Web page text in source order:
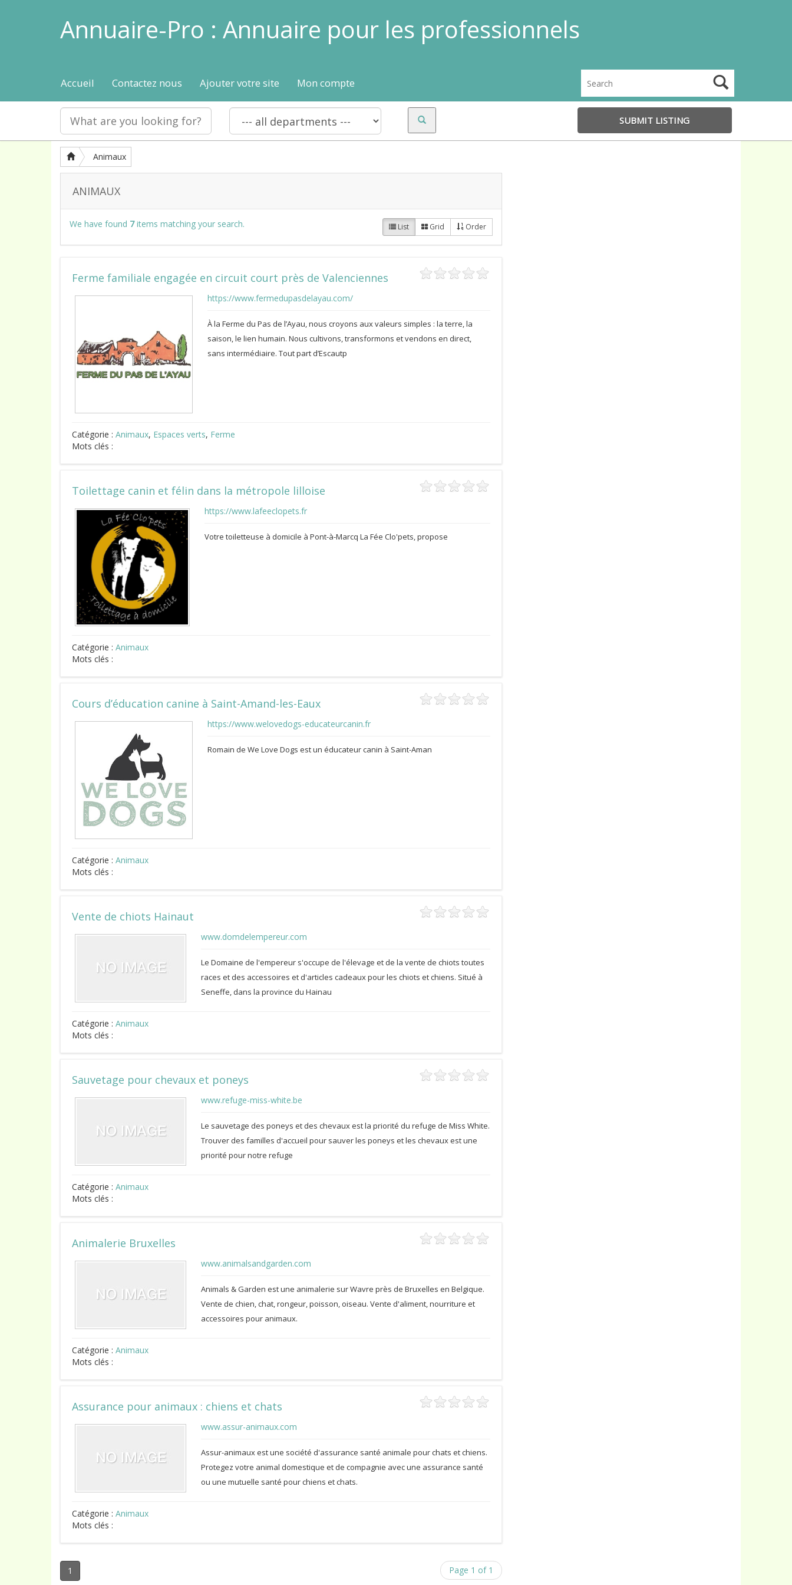
Annuaire-Pro : Annuaire pour les professionnels
Accueil Contactez nous Ajouter votre site Mon compte
SUBMIT LISTING
Animaux
ANIMAUX
List Grid Order
We have found 7items matching your search.
Ferme familiale engagée en circuit court près de Valenciennes
https://www.fermedupasdelayau.com/
À la Ferme du Pas de l’Ayau, nous croyons aux valeurs simples : la terre, la
saison, le lien humain. Nous cultivons, transformons et vendons en direct,
sans intermédiaire. Tout part d’Escautp
Catégorie : Animaux, Espaces verts, Ferme
Mots clés :
Toilettage canin et félin dans la métropole lilloise
https://www.lafeeclopets.fr
Votre toiletteuse à domicile à Pont-à-Marcq La Fée Clo'pets, propose
Catégorie : Animaux
Mots clés :
Cours d’éducation canine à Saint-Amand-les-Eaux
https://www.welovedogs-educateurcanin.fr
Romain de We Love Dogs est un éducateur canin à Saint-Aman
Catégorie : Animaux
Mots clés :
Vente de chiots Hainaut
www.domdelempereur.com
Le Domaine de l'empereur s'occupe de l'élevage et de la vente de chiots toutes
races et des accessoires et d'articles cadeaux pour les chiots et chiens. Situé à
Seneffe, dans la province du Hainau
Catégorie : Animaux
Mots clés :
Sauvetage pour chevaux et poneys
www.refuge-miss-white.be
Le sauvetage des poneys et des chevaux est la priorité du refuge de Miss White.
Trouver des familles d'accueil pour sauver les poneys et les chevaux est une
priorité pour notre refuge
Catégorie : Animaux
Mots clés :
Animalerie Bruxelles
www.animalsandgarden.com
Animals & Garden est une animalerie sur Wavre près de Bruxelles en Belgique.
Vente de chien, chat, rongeur, poisson, oiseau. Vente d'aliment, nourriture et
accessoires pour animaux.
Catégorie : Animaux
Mots clés :
Assurance pour animaux : chiens et chats
www.assur-animaux.com
Assur-animaux est une société d'assurance santé animale pour chats et chiens.
Protegez votre animal domestique et de compagnie avec une assurance santé
ou une mutuelle santé pour chiens et chats.
Catégorie : Animaux
Mots clés :
1 Page 1 of 1